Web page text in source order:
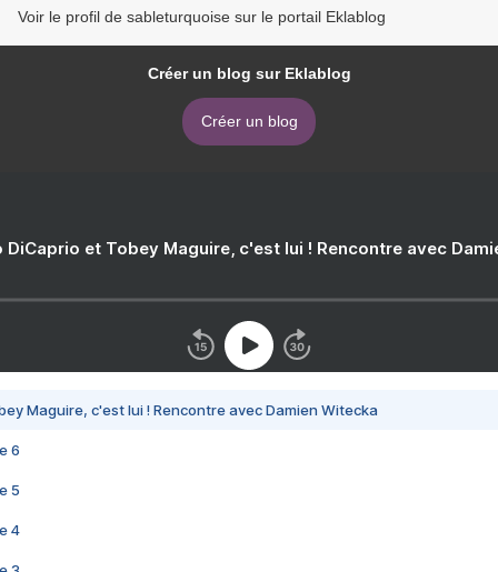
Voir le profil de sableturquoise sur le portail Eklablog
Créer un blog sur Eklablog
Créer un blog
DiCaprio et Tobey Maguire, c'est lui ! Rencontre avec
Maguire, c'est lui ! Rencontre avec Damien Witecka
6
5
4